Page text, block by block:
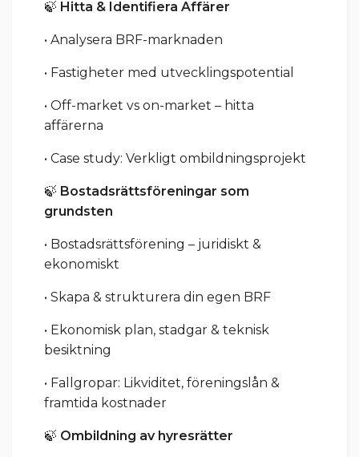
🍃 Hitta & Identifiera Affärer
• Analysera BRF-marknaden
• Fastigheter med utvecklingspotential
• Off-market vs on-market – hitta
affärerna
• Case study: Verkligt ombildningsprojekt
🍃 Bostadsrättsföreningar som
grundsten
• Bostadsrättsförening – juridiskt &
ekonomiskt
• Skapa & strukturera din egen BRF
• Ekonomisk plan, stadgar & teknisk
besiktning
• Fallgropar: Likviditet, föreningslån &
framtida kostnader
🍃 Ombildning av hyresrätter